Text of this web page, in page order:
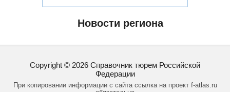
Новости региона
Copyright © 2026 Справочник тюрем Российской
Федерации
При копировании информации с сайта ссылка на проект f-atlas.ru